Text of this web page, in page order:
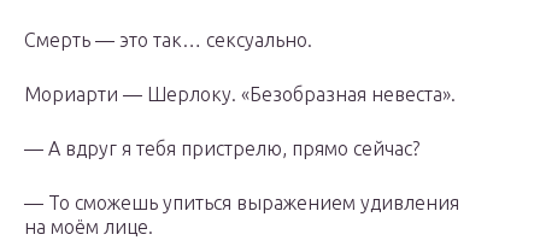
Смерть — это так… сексуально.
Мориарти — Шерлоку. «Безобразная невеста».
— А вдруг я тебя пристрелю, прямо сейчас?
— То сможешь упиться выражением удивления
на моём лице.